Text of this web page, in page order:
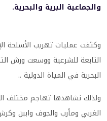
والجماعية البرية والبحرية.
وكثفت عمليات تهريب الأسلحة
التابعة للشرعية ووسعت ورش
البحرية في المياة الدولية ..
ولذلك نشاهدها تهاجم مختلف
الغربي ومأرب والجوف واببن